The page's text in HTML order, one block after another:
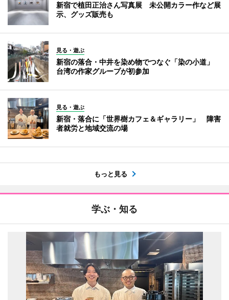
新宿で植田正治さん写真展 未公開カラー作など展
示、グッズ販売も
見る・遊ぶ
新宿の落合・中井を染め物でつなぐ「染の小道」
台湾の作家グループが初参加
見る・遊ぶ
新宿・落合に「世界樹カフェ＆ギャラリー」 障害
者就労と地域交流の場
もっと見る
学ぶ・知る